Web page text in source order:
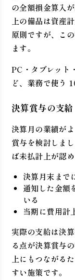
の全額損金算入
上の備品は資産
原則ですが、こ
ます。
PC・タブレット
ど、業務で使う
決算賞与の支給
決算月の業績が
賞与を検討しま
ば未払計上が認め
決算月末まで
通知した金額
いる
当期に費用計
実際の支給は決
る点が決算賞与
上にもつながる
すい施策です。